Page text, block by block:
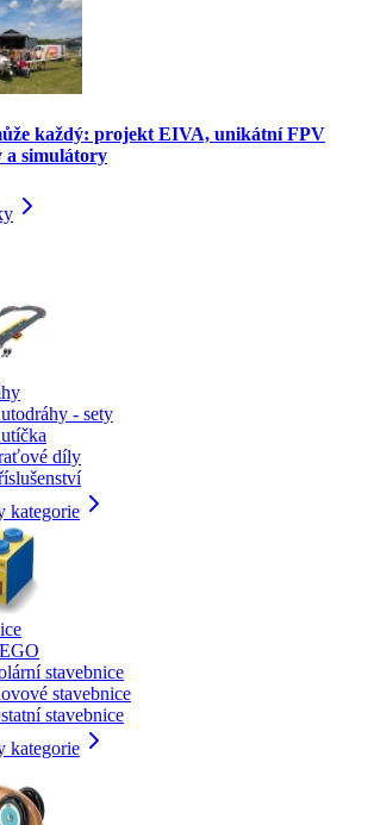
každý: projekt EIVA, unikátní FPV
a simulátory
- sety
díly
kategorie
stavebnice
stavebnice
stavebnice
kategorie